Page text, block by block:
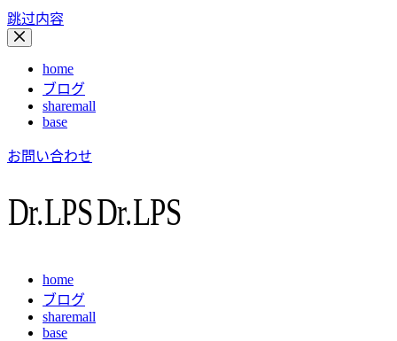
跳过内容
home
ブログ
sharemall
base
お問い合わせ
home
ブログ
sharemall
base